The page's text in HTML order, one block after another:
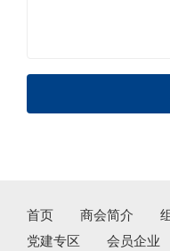
首页 商会简介
党建专区
会员企业